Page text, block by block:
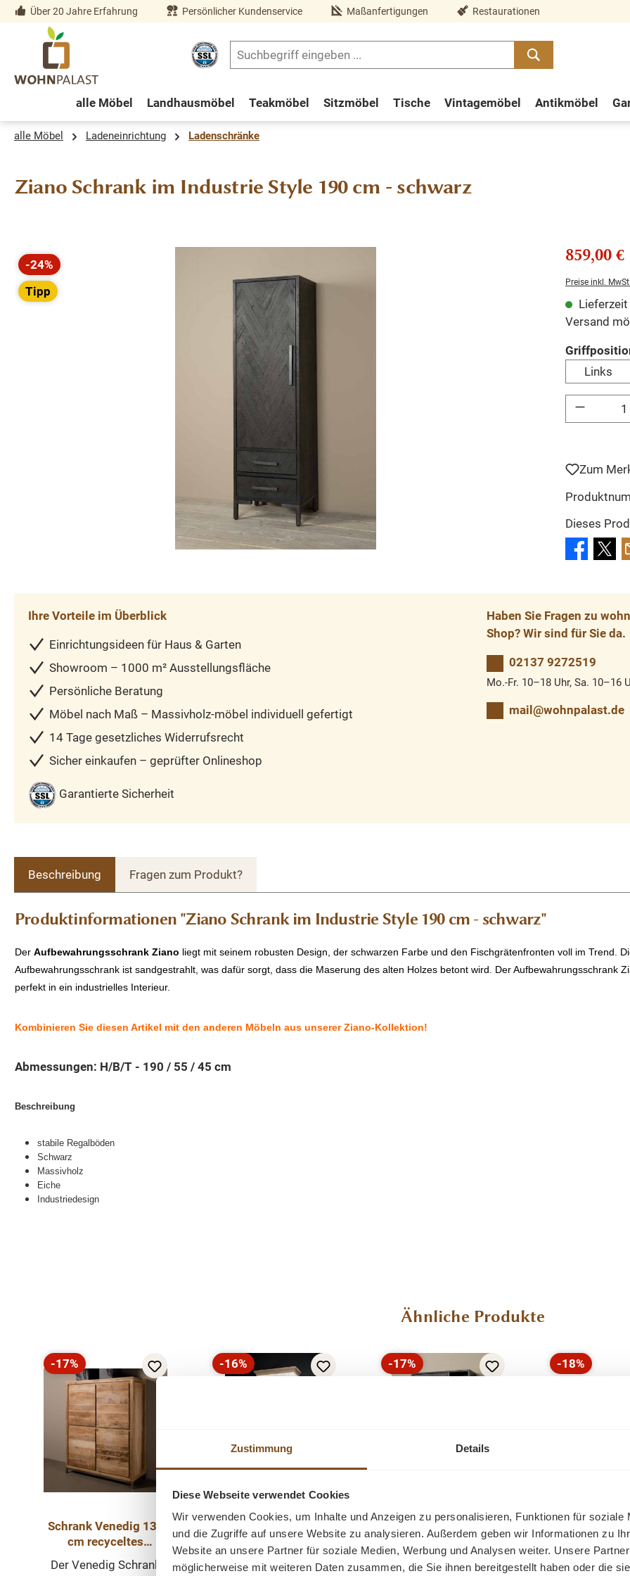
Zustimmung Details
Diese Webseite verwendet Cookies
Wir verwenden Cookies, um Inhalte und Anzeigen zu personalisieren, Funktionen für soziale
und die Zugriffe auf unsere Website zu analysieren. Außerdem geben wir Informationen zu
Website an unsere Partner für soziale Medien, Werbung und Analysen weiter. Unsere
möglicherweise mit weiteren Daten zusammen, die Sie ihnen bereitgestellt haben oder die
Zur Hauptnavigation springen
Über 20 Jahre Erfahrung Persönlicher Kundenservice Maßanfertigungen Restaurationen
alle Möbel Landhausmöbel Teakmöbel Sitzmöbel Tische Vintagemöbel Antikmöbel
alle Möbel Ladeneinrichtung Ladenschränke
Ziano Schrank im Industrie Style 190 cm - schwarz
Bildergalerie überspringen
-24%
Rabatt
Tipp
859,00 €
Preise inkl.
Versand
Links
Zum
Dieses
Ihre Vorteile im Überblick
Einrichtungsideen für Haus & Garten
Showroom – 1000 m² Ausstellungsfläche
Persönliche Beratung
Möbel nach Maß – Massivholz-möbel individuell gefertigt
14 Tage gesetzliches Widerrufsrecht
Sicher einkaufen – geprüfter Onlineshop
Garantierte Sicherheit
Haben Sie Fragen zu
Shop? Wir sind für Sie da.
02137 9272519
Mo.-Fr. 10–18 Uhr, Sa. 10–16
mail@wohnpalast.de
Beschreibung Fragen zum Produkt?
Produktinformationen "Ziano Schrank im Industrie Style 190 cm - schwarz"
Der Aufbewahrungsschrank Ziano liegt mit seinem robusten Design, der schwarzen Farbe und den Fischgrätenfronten voll im Trend.
Aufbewahrungsschrank ist sandgestrahlt, was dafür sorgt, dass die Maserung des alten Holzes betont wird. Der Aufbewahrungsschrank
perfekt in ein industrielles Interieur.
Kombinieren Sie diesen Artikel mit den anderen Möbeln aus unserer Ziano-Kollektion!
Abmessungen: H/B/T - 190 / 55 / 45 cm
Beschreibung
stabile Regalböden
Schwarz
Massivholz
Eiche
Industriedesign
Ähnliche Produkte
Rabatt
-17%
Schrank Venedig 130
cm recyceltes
Teakholz
Der Venedig Schrank
Rabatt
-16%
Schrank Parma
Toscana Eiche - 70 cm
Lagerschrank
Der Schrank Parma
Rabatt
-17%
Ziano Schrank im
Industrie Design 190
cm - schwarz
Der
Rabatt
-18%
Schrank
Glasfenstern
Eine toller